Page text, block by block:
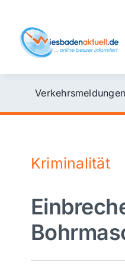
content
Verkehrsmeldungen
Kriminalität